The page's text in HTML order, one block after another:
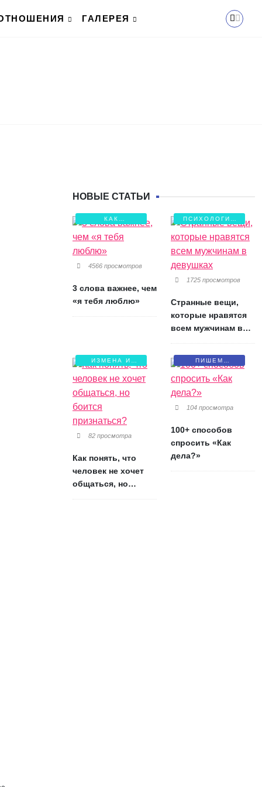
ГАЛЕРЕЯ
НОВЫЕ СТАТЬИ
КАК
СОХРАНИТЬ
ЛЮБОВЬ?
4566 просмотров
3 слова важнее, чем
«я тебя люблю»
ПСИХОЛОГИЯ
ЛЮБВИ
1725 просмотров
Странные вещи,
которые нравятся
всем мужчинам в
ИЗМЕНА И
БОЛЬ
82 просмотра
Как понять, что
человек не хочет
общаться, но
ПИШЕМ
ПИСЬМА
104 просмотра
100+ способов
спросить «Как
дела?»